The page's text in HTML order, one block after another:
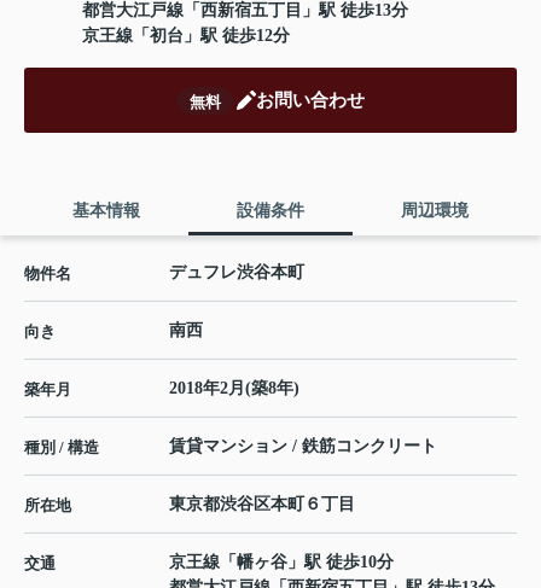
都営大江戸線 「 西新宿五丁目 」駅 徒歩13分
京王線 「 初台 」駅 徒歩12分
無料 お問い合わせ
基本情報 設備条件 周辺環境
物件名 デュフレ渋谷本町
向き 南西
築年月 2018年2月(築8年)
種別 / 構造 賃貸マンション / 鉄筋コンクリート
所在地 東京都渋谷区本町 ６丁目
交通 京王線 「 幡ヶ谷 」駅 徒歩10分